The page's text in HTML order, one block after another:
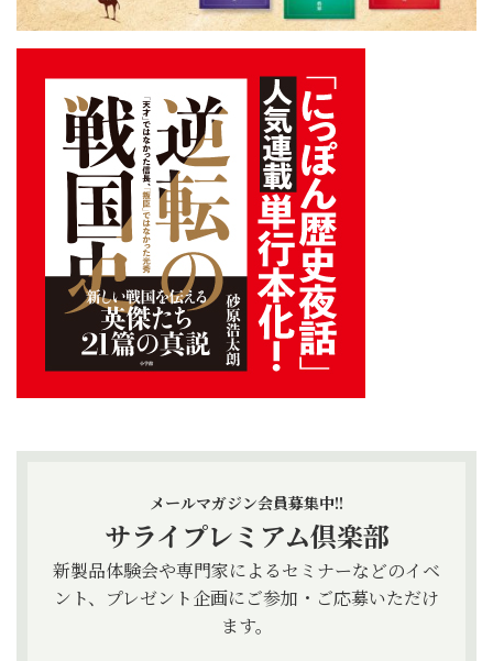
メールマガジン会員募集中!!
サライプレミアム倶楽部
新製品体験会や専門家によるセミナーなどのイベ
ント、プレゼント企画にご参加・ご応募いただけ
ます。